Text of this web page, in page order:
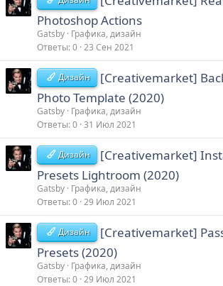
Photoshop Actions
Gatsby Графика, дизайн
Ответы 0 23 Сен 2021
Дизайн
[Creativemarket]
Photo Template (2020)
Gatsby Графика, дизайн
Ответы 0 31 Июл 2021
Дизайн
[Creativemarket]
Presets Lightroom (2020)
Gatsby Графика, дизайн
Ответы 0 29 Июл 2021
Дизайн
[Creativemarket]
Presets (2020)
Gatsby Графика, дизайн
Ответы 0 29 Июл 2021